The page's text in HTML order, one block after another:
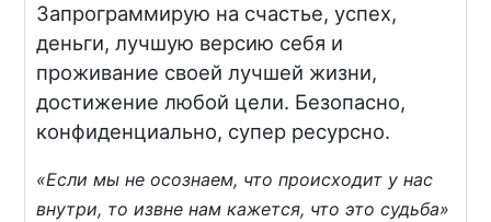
Запрограммирую на счастье, успех,
деньги, лучшую версию себя и
проживание своей лучшей жизни,
достижение любой цели. Безопасно,
конфиденциально, супер ресурсно.
«Если мы не осознаем, что происходит у нас
внутри, то извне нам кажется, что это судьба»